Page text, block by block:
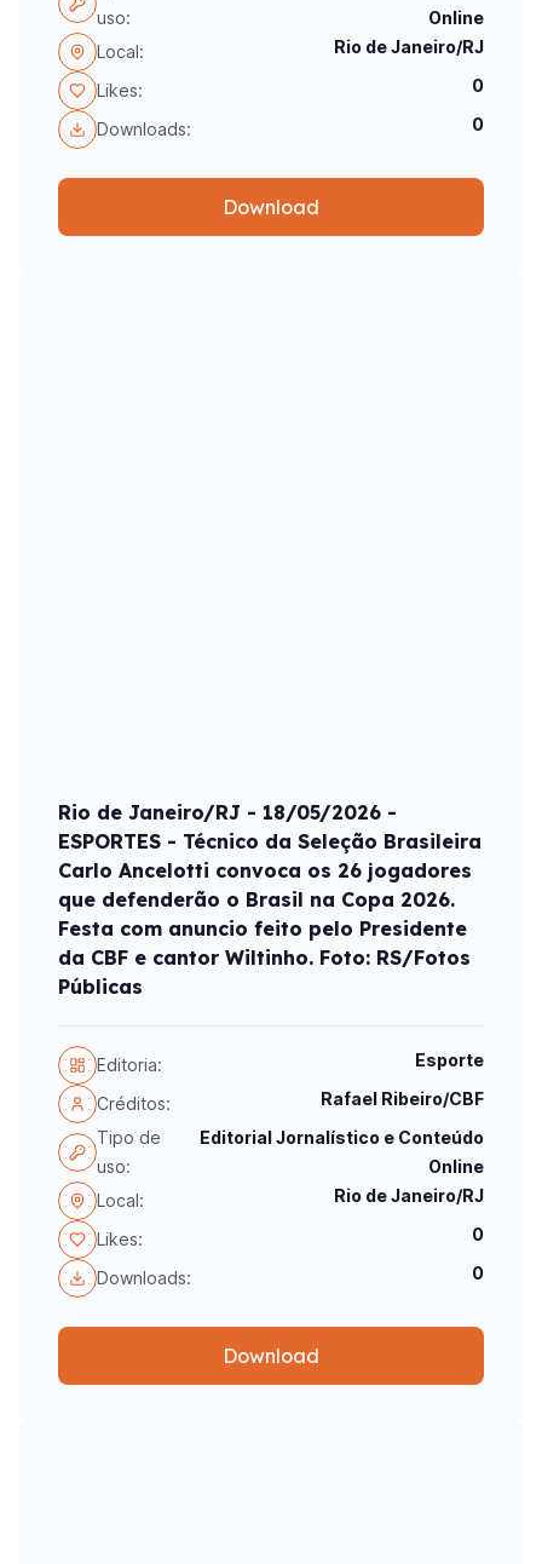
uso:
Online
Local:
Rio de Janeiro/RJ
Likes: 0
Downloads: 0
Download
Rio de Janeiro/RJ - 18/05/2026 -
ESPORTES - Técnico da Seleção Brasileira
Carlo Ancelotti convoca os 26 jogadores
que defenderão o Brasil na Copa 2026.
Festa com anuncio feito pelo Presidente
da CBF e cantor Wiltinho. Foto: RS/Fotos
Públicas
Editoria: Esporte
Créditos:
Rafael Ribeiro/CBF
Tipo de
uso:
Editorial Jornalístico e Conteúdo
Online
Local:
Rio de Janeiro/RJ
Likes: 0
Downloads: 0
Download